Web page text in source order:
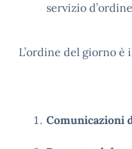
servizio
L’ordine del giorno è
Comunicazioni